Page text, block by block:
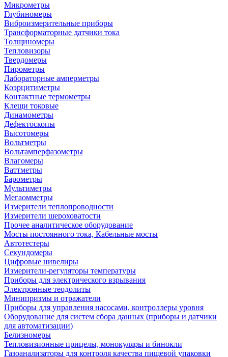
Микрометры
Глубиномеры
Виброизмерительные приборы
Трансформаторные датчики тока
Толщиномеры
Тепловизоры
Твердомеры
Пирометры
Лабораторные амперметры
Коэрцитиметры
Контактные термометры
Клещи токовые
Динамометры
Дефектоскопы
Высотомеры
Вольтметры
Вольтамперфазометры
Влагомеры
Ваттметры
Барометры
Мультиметры
Мегаомметры
Измерители теплопроводности
Измерители шероховатости
Прочее аналитическое оборудование
Мосты постоянного тока, Кабельные мосты
Автотестеры
Секундомеры
Цифровые нивелиры
Измерители-регуляторы температуры
Приборы для электрического взрывания
Электронные теодолиты
Минипризмы и отражатели
Приборы для управления насосами, контроллеры уровня
Оборудование для систем сбора данных (приборы и датчики
для автоматизации)
Белизномеры
Тепловизионные прицелы, монокуляры и бинокли
Газоанализаторы для контроля качества пищевой упаковки